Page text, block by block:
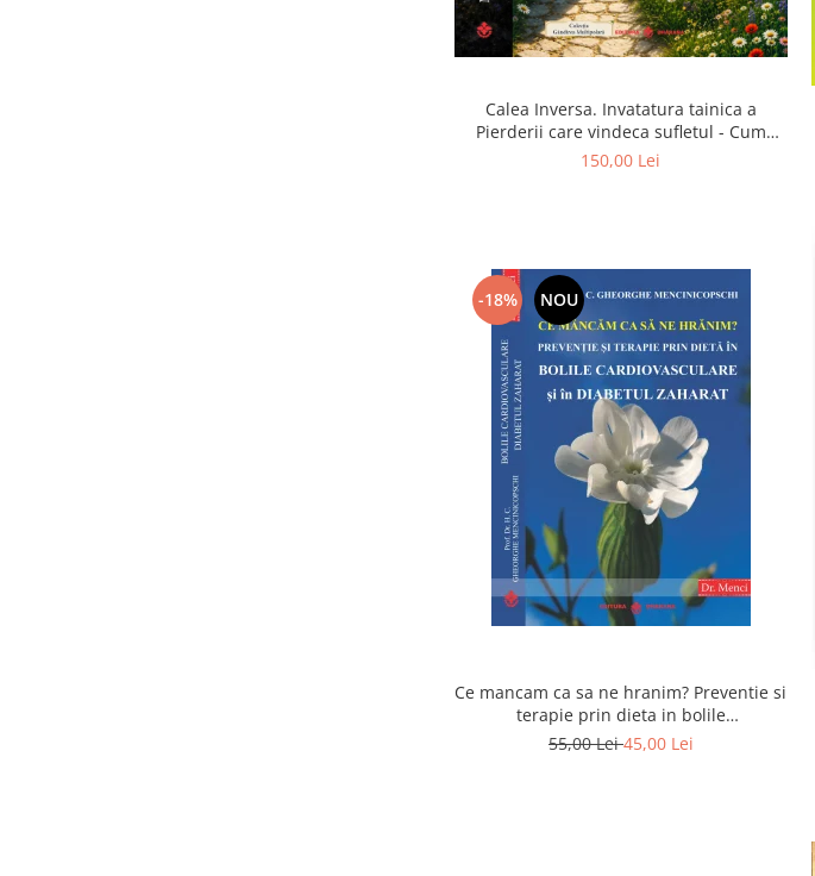
Calea Inversa. Invatatura tainica a
Pierderii care vindeca sufletul - Cum
Pierderea, durerea si renuntarea devin
150,00 Lei
-18% NOU
Ce mancam ca sa ne hranim? Preventie si
terapie prin dieta in bolile
cardiovasculare si in diabetul zaharat
55,00 Lei45,00 Lei